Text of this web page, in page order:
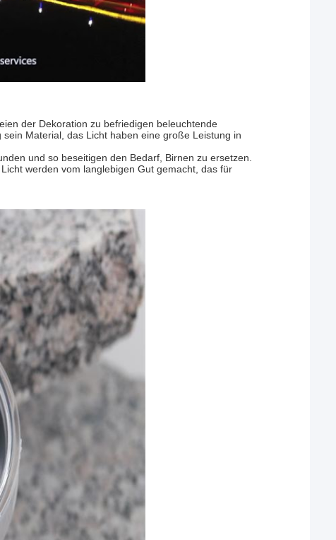
der Dekoration zu befriedigen beleuchtende
Material, das Licht haben eine große Leistung in
und so beseitigen den Bedarf, Birnen zu ersetzen.
werden vom langlebigen Gut gemacht, das für